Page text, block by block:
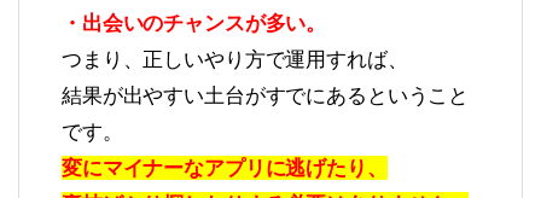
・出会いのチャンスが多い。
つまり、正しいやり方で運用すれば、
結果が出やすい土台がすでにあるということ
です。
変にマイナーなアプリに逃げたり、